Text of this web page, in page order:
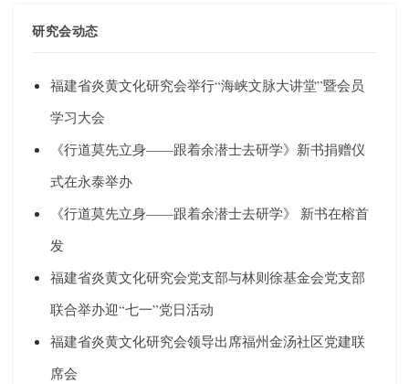
研究会动态
福建省炎黄文化研究会举行“海峡文脉大讲堂”暨会员
学习大会
《行道莫先立身——跟着余潜士去研学》新书捐赠仪
式在永泰举办
《行道莫先立身——跟着余潜士去研学》 新书在榕首
发
福建省炎黄文化研究会党支部与林则徐基金会党支部
联合举办迎“七一”党日活动
福建省炎黄文化研究会领导出席福州金汤社区党建联
席会